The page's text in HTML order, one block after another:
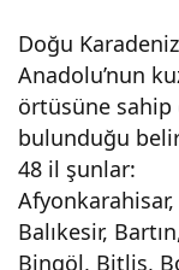
Doğu
Anadolu’nun
örtüsüne sahip
bulunduğu
48 il şunlar:
Balıkesir,
Bingöl, Bitlis,